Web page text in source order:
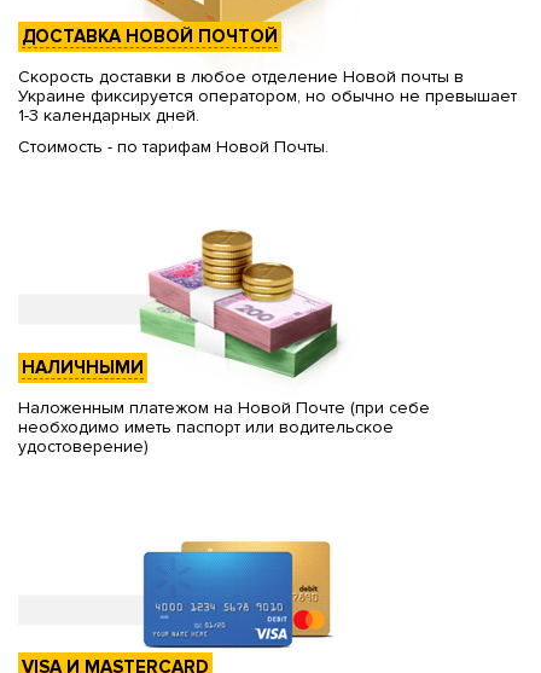
ДОСТАВКА НОВОЙ ПОЧТОЙ
Скорость доставки в любое отделение Новой почты в
Украине фиксируется оператором, но обычно не превышает
1-3 календарных дней.
Стоимость - по тарифам Новой Почты.
НАЛИЧНЫМИ
Наложенным платежом на Новой Почте (при себе
необходимо иметь паспорт или водительское
удостоверение)
VISA И MASTERCARD